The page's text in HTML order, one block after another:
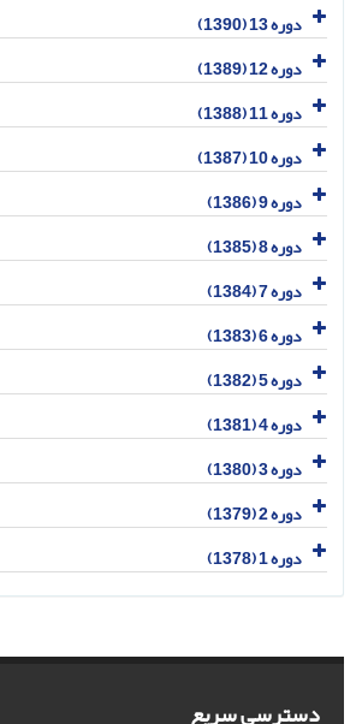
دوره 13 (1390)
دوره 12 (1389)
دوره 11 (1388)
دوره 10 (1387)
دوره 9 (1386)
دوره 8 (1385)
دوره 7 (1384)
دوره 6 (1383)
دوره 5 (1382)
دوره 4 (1381)
دوره 3 (1380)
دوره 2 (1379)
دوره 1 (1378)
دسترسی سریع